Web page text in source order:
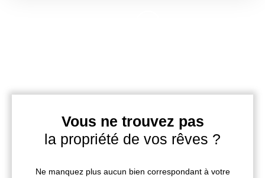
Vous ne trouvez pas
la propriété de vos rêves ?
Ne manquez plus aucun bien correspondant à votre